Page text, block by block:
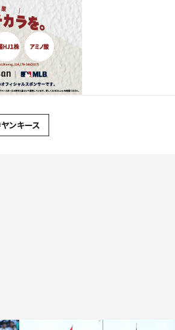
ンキース